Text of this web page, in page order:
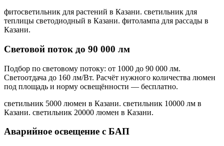
фитосветильник для растений в Казани. светильник для
теплицы светодиодный в Казани. фитолампа для рассады в
Казани.
Световой поток до 90 000 лм
Подбор по световому потоку: от 1000 до 90 000 лм.
Светоотдача до 160 лм/Вт. Расчёт нужного количества люмен
под площадь и норму освещённости — бесплатно.
светильник 5000 люмен в Казани. светильник 10000 лм в
Казани. светильник 20000 люмен в Казани.
Аварийное освещение с БАП